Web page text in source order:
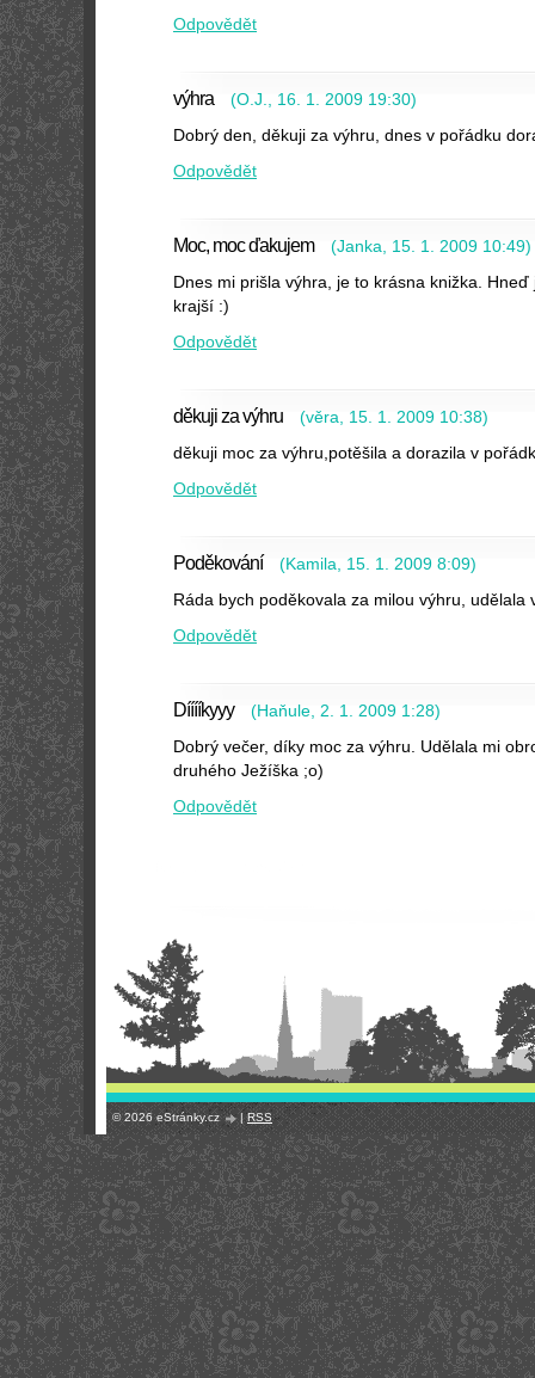
Odpovědět
výhra (O.J. 16. 1. 2009 19:30)
Dobrý den, děkuji za výhru, dnes v pořádku
Odpovědět
Moc, moc ďakujem (Janka 15. 1. 2009 10:49)
Dnes mi prišla výhra, je to krásna knižka.
krajší :)
Odpovědět
děkuji za výhru (věra 15. 1. 2009 10:38)
děkuji moc za výhru,potěšila a dorazila v
Odpovědět
Poděkování (Kamila 15. 1. 2009 8:09)
Ráda bych poděkovala za milou výhru, udělala
Odpovědět
Dííííkyyy (Haňule 2. 1. 2009 1:28)
Dobrý večer, díky moc za výhru. Udělala mi
druhého Ježíška ;o)
Odpovědět
© 2026 eStránky.cz |RSS